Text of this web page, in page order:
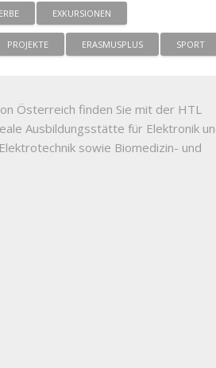
EXKURSIONEN
PROJEKTE ERASMUSPLUS SPORT
Österreich finden Sie mit der HTL
Ausbildungsstätte für Elektronik
sowie Biomedizin- und